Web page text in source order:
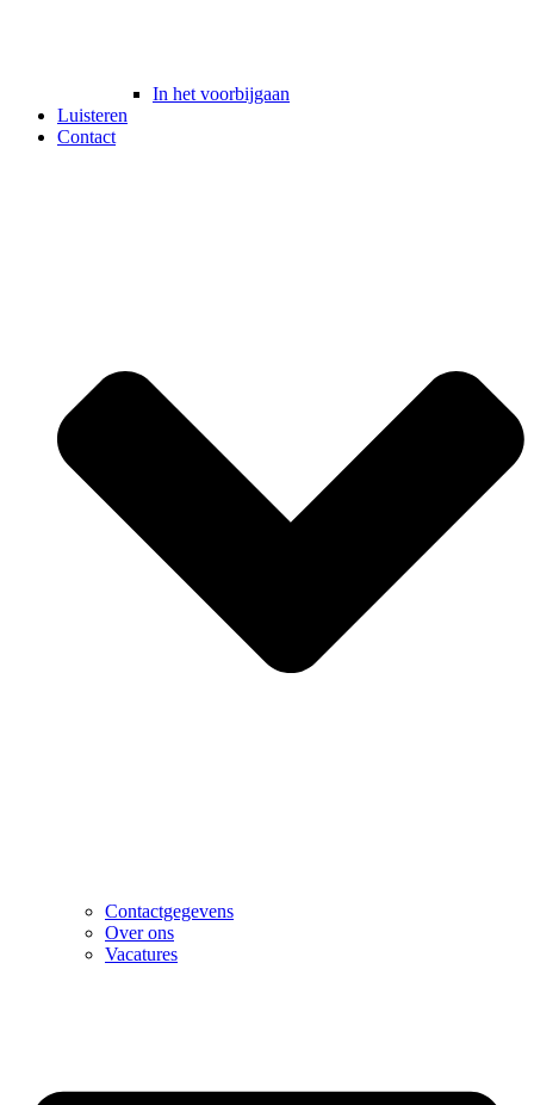
In het voorbijgaan
Luisteren
Contact
Contactgegevens
Over ons
Vacatures